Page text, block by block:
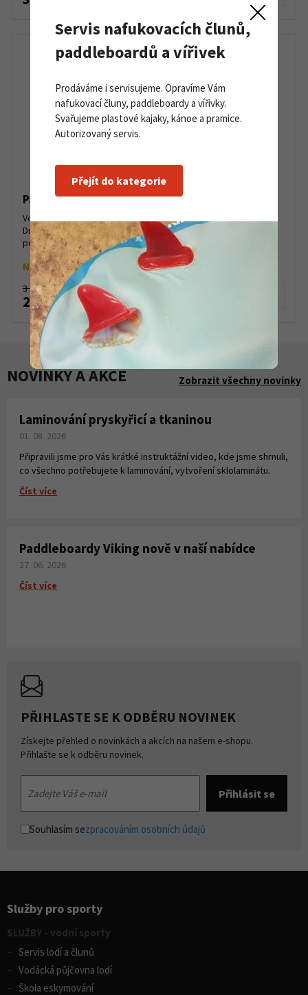
Palm River Trek Drybag 75 L Chilli/Jet Grey
Vodotěsný lodní pytel s ramenními popruhy Palm River Trek
Drybag 75 L Chilli/Jet Grey, dá se nosit také jako batoh. Díky
polstrovaným ramenním popruhům je s River Trek p...
Na objednávku
3 150 Kč
2 820 Kč
NOVINKY A AKCE Zobrazit všechny novinky
Laminování pryskyřicí a tkaninou
01. 08. 2026
Připravili jsme pro Vás krátké instruktážní video, kde jsme shrnuli,
co všechno potřebujete k laminování, vytvoření sklolaminátu.
Číst více
Paddleboardy Viking nově v naší nabídce
27. 06. 2026
Číst více
PŘIHLASTE SE K ODBĚRU NOVINEK
Získejte přehled o novinkách a akcích na našem e-shopu.
Přihlašte se k odběru novinek.
Souhlasím sezpracováním osobních údajů
Služby pro sporty
SLUŽBY - vodní sporty
Servis lodí a člunů
Vodácká půjčovna lodí
Škola eskymování
Servis nafukovacích člunů,
paddleboardů a vířivek
Prodáváme i servisujeme. Opravíme Vám
nafukovací čluny, paddleboardy a vířivky.
Svařujeme plastové kajaky, kánoe a pramice.
Autorizovaný servis.
Přejít do kategorie